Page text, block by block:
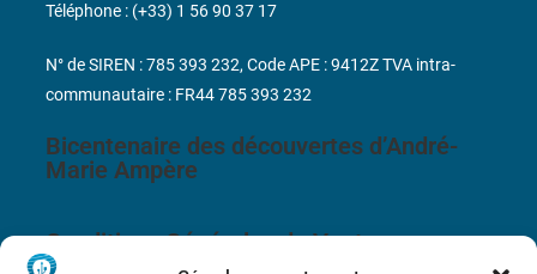
Bicentenaire des découvertes d’André-
Marie Ampère
Conditions Générales de Vente
Téléphone : (+33) 1 56 90 37 17
N° de SIREN : 785 393 232, Code APE : 9412Z TVA intra-
communautaire : FR44 785 393 232